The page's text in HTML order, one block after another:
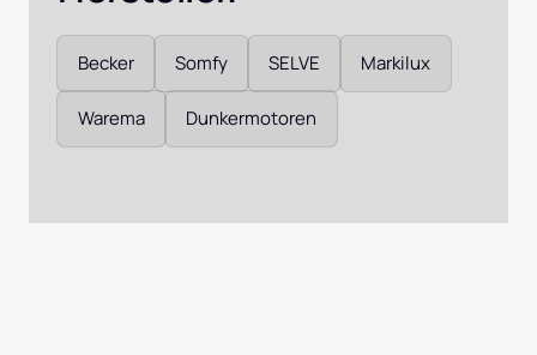
Auswählen
Becker Somfy SELVE Markilux
Warema Dunkermotoren